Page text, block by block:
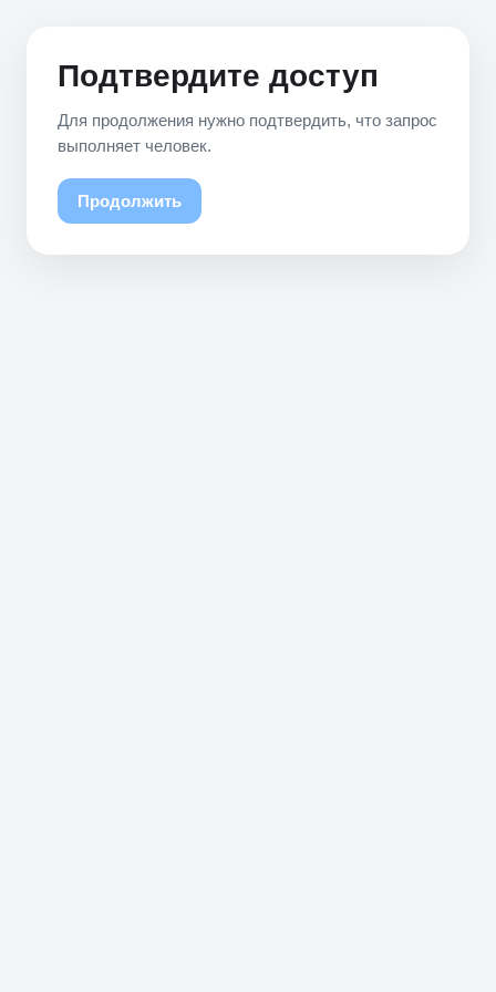
Подтвердите доступ
Для продолжения нужно подтвердить, что запрос
выполняет человек.
Продолжить